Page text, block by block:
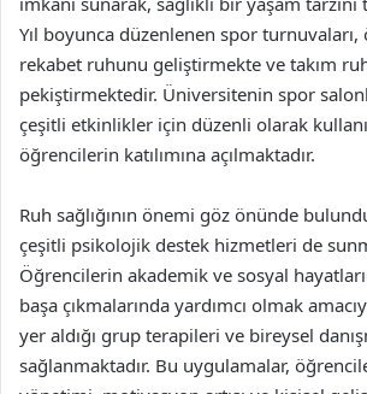
Yıl boyunca düzenlenen spor
rekabet ruhunu geliştirmekte ve takım
pekiştirmektedir. Üniversitenin spor
çeşitli etkinlikler için düzenli olarak
öğrencilerin katılımına açılmaktadır.
Ruh sağlığının önemi göz önünde
çeşitli psikolojik destek hizmetleri de
Öğrencilerin akademik ve sosyal
başa çıkmalarında yardımcı olmak
yer aldığı grup terapileri ve bireysel
sağlanmaktadır. Bu uygulamalar,